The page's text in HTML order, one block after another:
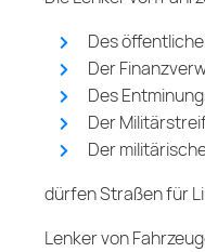
Des
Der
Des
Der
Der
dürfen Straßen für
Lenker von